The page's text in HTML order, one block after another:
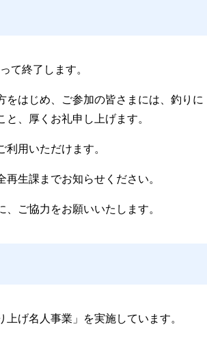
て終了します。
はじめ、ご参加の皆さまには、釣りに
、厚くお礼申し上げます。
用いただけます。
生課までお知らせください。
ご協力をお願いいたします。
上げ名人事業」 を実施しています。